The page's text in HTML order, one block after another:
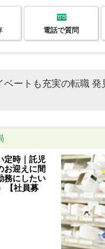
電話で質問
ベートも充実の転職 発
定時｜託児
お迎えに間
務にしたい
【社員募